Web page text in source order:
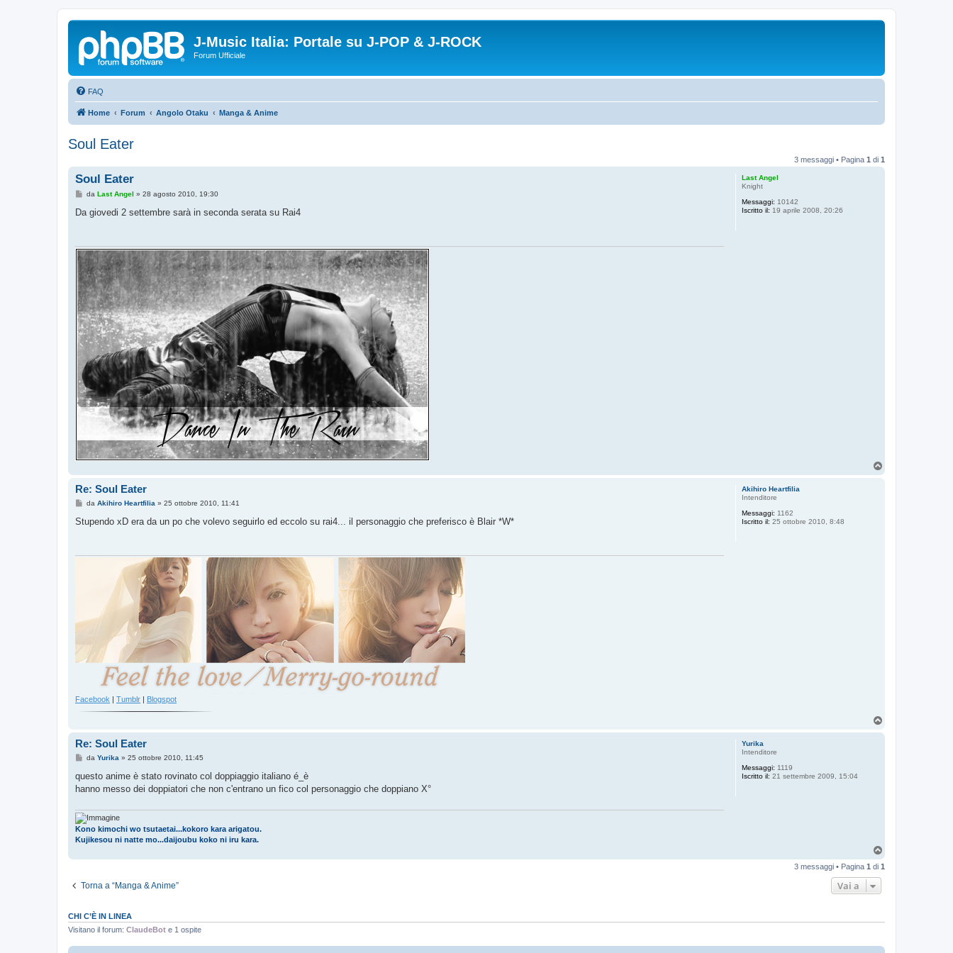
J-Music Italia: Portale su J-POP & J-ROCK
Forum Ufficiale
FAQ
Home Forum Angolo Otaku Manga & Anime
Soul Eater
3 messaggi • Pagina 1 di 1
Last Angel
Knight
Messaggi: 10142
Iscritto il: 19 aprile 2008, 20:26
Soul Eater
M
s
i
o
da Last Angel » 28 agosto 2010, 19:30
Da giovedi 2 settembre sarà in seconda serata su Rai4
Akihiro Heartfilia
Intenditore
Messaggi: 1162
Iscritto il: 25 ottobre 2010, 8:48
Re: Soul Eater
M
s
da Akihiro Heartfilia » 25 ottobre 2010, 11:41
Stupendo xD era da un po che volevo seguirlo ed eccolo su rai4... il personaggio che preferisco è Blair *W*
Facebook Tumblr Blogspot
Yurika
Intenditore
Messaggi: 1119
Iscritto il: 21 settembre 2009, 15:04
Re: Soul Eater
M
s
a
i
o
da Yurika » 25 ottobre 2010, 11:45
questo anime è stato rovinato col doppiaggio italiano é_è
hanno messo dei doppiatori che non c'entrano un fico col personaggio che doppiano X°
Kono kimochi wo tsutaetai...kokoro kara arigatou.
Kujikesou ni natte mo...daijoubu koko ni iru kara.
p
3 messaggi • Pagina 1 di 1
Torna a “Manga & Anime” Vai a
CHI C’È IN LINEA
Visitano il forum: ClaudeBot e 1 ospite